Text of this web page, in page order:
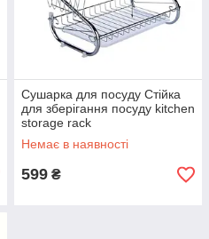
Сушарка для посуду Стійка
для зберігання посуду kitchen
storage rack
Немає в наявності
599 ₴